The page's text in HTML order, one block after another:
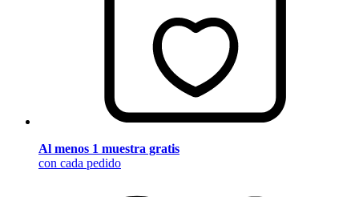
Al menos 1 muestra gratis
con cada pedido